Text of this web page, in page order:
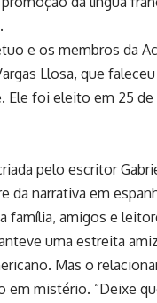
e os membros da
Llosa, que
Ele foi eleito em 25
pelo escritor
da narrativa em
família, amigos e
uma estreita
Mas o
em mistério. “Deixe